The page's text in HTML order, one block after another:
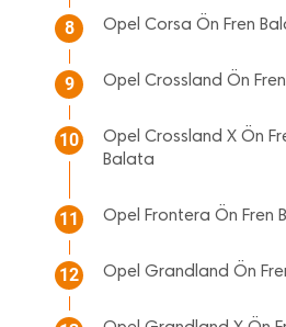
8 Opel Corsa Ön Fren
9 Opel Crossland Ön
10
Opel Crossland X Ön
Balata
11 Opel Frontera Ön Fren
12 Opel Grandland Ön